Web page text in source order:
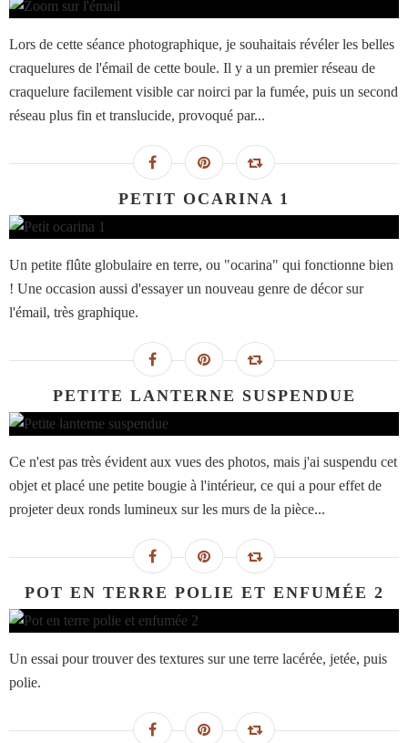
Lors de cette séance photographique, je souhaitais révéler les belles
craquelures de l'émail de cette boule. Il y a un premier réseau de
craquelure facilement visible car noirci par la fumée, puis un second
réseau plus fin et translucide, provoqué par...
PETIT OCARINA 1
Un petite flûte globulaire en terre, ou "ocarina" qui fonctionne bien
! Une occasion aussi d'essayer un nouveau genre de décor sur
l'émail, très graphique.
PETITE LANTERNE SUSPENDUE
Ce n'est pas très évident aux vues des photos, mais j'ai suspendu cet
objet et placé une petite bougie à l'intérieur, ce qui a pour effet de
projeter deux ronds lumineux sur les murs de la pièce...
POT EN TERRE POLIE ET ENFUMÉE 2
Un essai pour trouver des textures sur une terre lacérée, jetée, puis
polie.